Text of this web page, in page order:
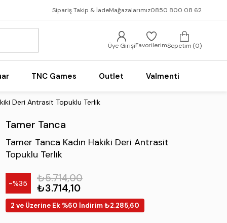
Sipariş Takip & İadeMağazalarımız0850 800 08 62
Üye GirişiFavorilerimSepetim 0
TNC Games Outlet Valmenti
Deri Antrasit Topuklu Terlik
Tamer Tanca
Tamer Tanca Kadın Hakiki Deri Antrasit
Topuklu Terlik
35
₺5.714,00
₺3.714,10
2 ve Üzerine Ek %60 İndirim ₺2.285,60